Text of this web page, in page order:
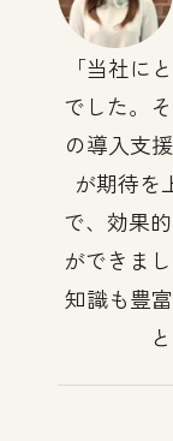
当社に
でした。
の導入支
が期待を
で、効果
ができま
知識も豊